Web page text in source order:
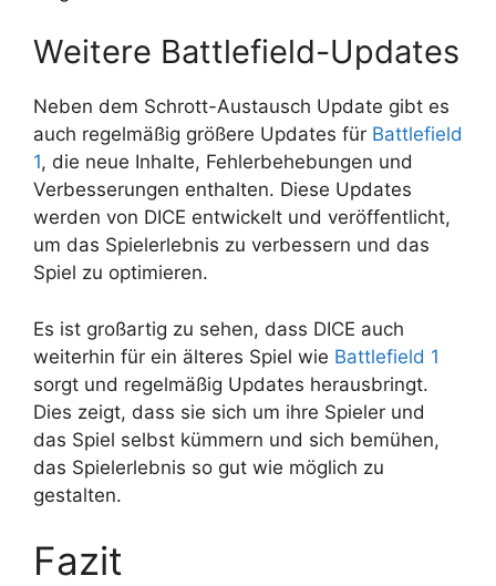
Weitere Battlefield-Updates
Neben dem Schrott-Austausch Update gibt es
auch regelmäßig größere Updates für Battlefield
1, die neue Inhalte, Fehlerbehebungen und
Verbesserungen enthalten. Diese Updates
werden von DICE entwickelt und veröffentlicht,
um das Spielerlebnis zu verbessern und das
Spiel zu optimieren.
Es ist großartig zu sehen, dass DICE auch
weiterhin für ein älteres Spiel wie Battlefield 1
sorgt und regelmäßig Updates herausbringt.
Dies zeigt, dass sie sich um ihre Spieler und
das Spiel selbst kümmern und sich bemühen,
das Spielerlebnis so gut wie möglich zu
gestalten.
Fazit